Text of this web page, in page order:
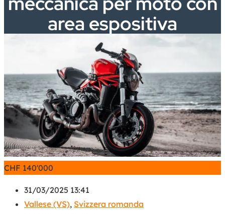
area espositiva
CHF 140'000
31/03/2025 13:41
Vallese (VS), Svizzera romanda